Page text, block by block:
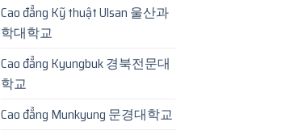
Cao đẳng Kỹ thuật Ulsan 울산과
학대학교
Cao đẳng Kyungbuk 경북전문대
학교
Cao đẳng Munkyung 문경대학교